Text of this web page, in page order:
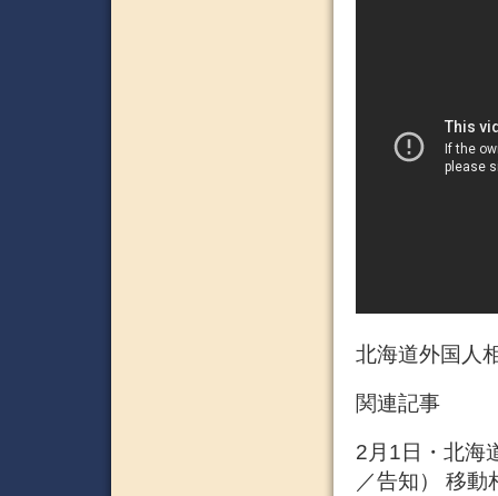
北海道外国人
関連記事
2月1日・北海
／告知） 移